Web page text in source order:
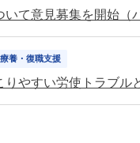
て意見募集を開始（
療養・復職支援
りやすい労使トラブ